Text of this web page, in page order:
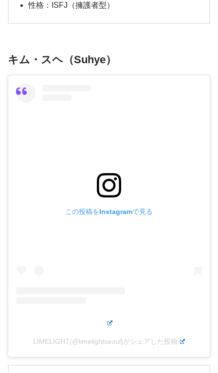
性格：ISFJ（擁護者型）
キム・スヘ（Suhye）
この投稿をInstagramで見る
LIMELIGHT(@limelightseoul)がシェアした投稿